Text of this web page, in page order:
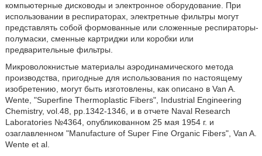
компьютерные дисководы и электронное оборудование. При
использовании в респираторах, электретные фильтры могут
представлять собой формованные или сложенные респираторы-
полумаски, сменные картриджи или коробки или
предварительные фильтры.
Микроволокнистые материалы аэродинамического метода
производства, пригодные для использования по настоящему
изобретению, могут быть изготовлены, как описано в Van A.
Wente, "Superfine Thermoplastic Fibers", Industrial Engineering
Chemistry, vol.48, pp.1342-1346, и в отчете Naval Research
Laboratories №4364, опубликованном 25 мая 1954 г. и
озаглавленном "Manufacture of Super Fine Organic Fibers", Van A.
Wente et al.